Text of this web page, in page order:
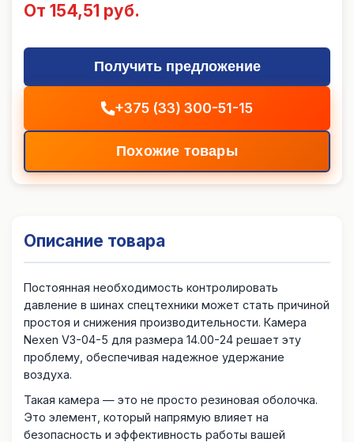
От 154,51 руб.
Получить предложение
+375 (33) 300-51-15
Похожие товары
Описание товара
Постоянная необходимость контролировать
давление в шинах спецтехники может стать причиной
простоя и снижения производительности. Камера
Nexen V3-04-5 для размера 14.00-24 решает эту
проблему, обеспечивая надежное удержание
воздуха.
Такая камера — это не просто резиновая оболочка.
Это элемент, который напрямую влияет на
безопасность и эффективность работы вашей